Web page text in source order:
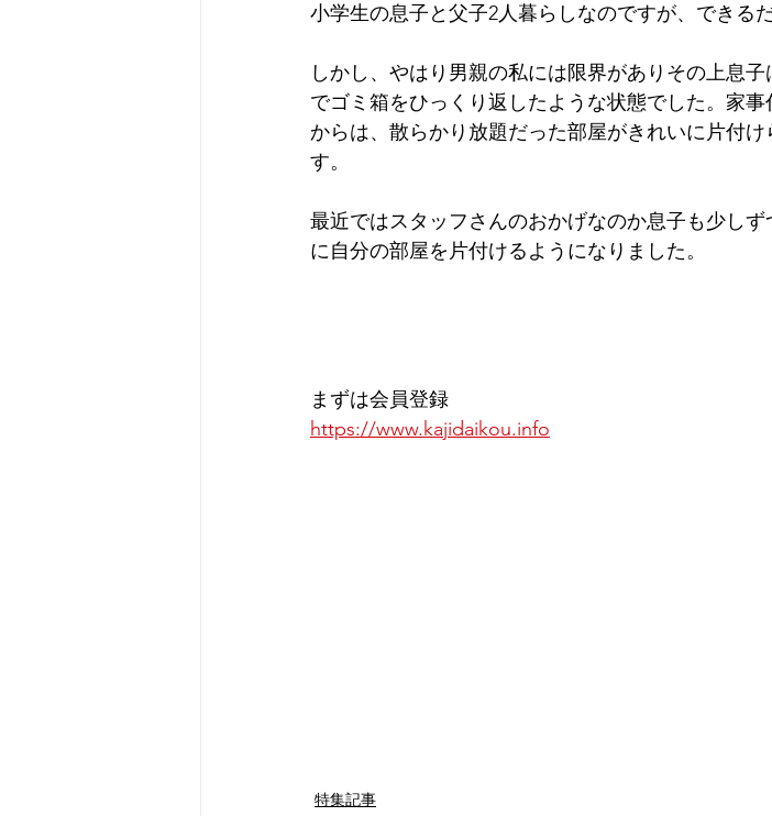
小学生の息子と父子2人暮らしなのですが、できる
しかし、やはり男親の私には限界がありその上息
でゴミ箱をひっくり返したような状態でした。家
からは、散らかり放題だった部屋がきれいに片付
す。
最近ではスタッフさんのおかげなのか息子も少し
に自分の部屋を片付けるようになりました。
まずは会員登録
https://www.kajidaikou.info
特集記事